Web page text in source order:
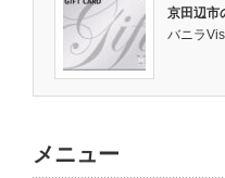
京田辺市
バニラ
メニュー